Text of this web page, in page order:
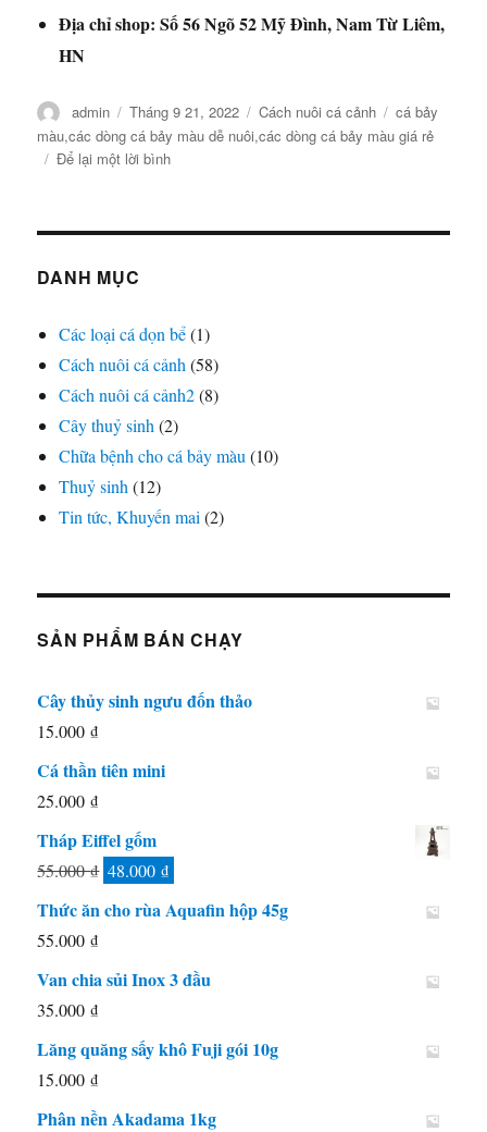
Địa chỉ shop: Số 56 Ngõ 52 Mỹ Đình, Nam Từ Liêm,
HN
Tác
giả
admin
Đăng
vào
ngày
Tháng 9 21, 2022
Danh
mục
Cách nuôi cá cảnh Thẻ
cá bảy
màu,các dòng cá bảy màu dễ nuôi,các dòng cá bảy màu giá rẻ
Để lại một lời bìnhở
giá
rẻ
DANH MỤC
Các loại cá dọn bể(1)
Cách nuôi cá cảnh (58)
Cách nuôi cá cảnh2(8)
Cây thuỷ sinh (2)
Chữa bệnh cho cá bảy màu (10)
Thuỷ sinh (12)
Tin tức, Khuyến mai (2)
SẢN PHẨM BÁN CHẠY
Cây thủy sinh ngưu đốn thảo
15.000₫
Cá thần tiên mini
25.000₫
Tháp Eiffel gốm
55.000₫ Giá
gốc
48.000₫
48.000 ₫.
Thức ăn cho rùa Aquafin hộp 45g
55.000₫
Van chia sủi Inox 3 đầu
35.000₫
Lăng quăng sấy khô Fuji gói 10g
15.000₫
Phân nền Akadama 1kg